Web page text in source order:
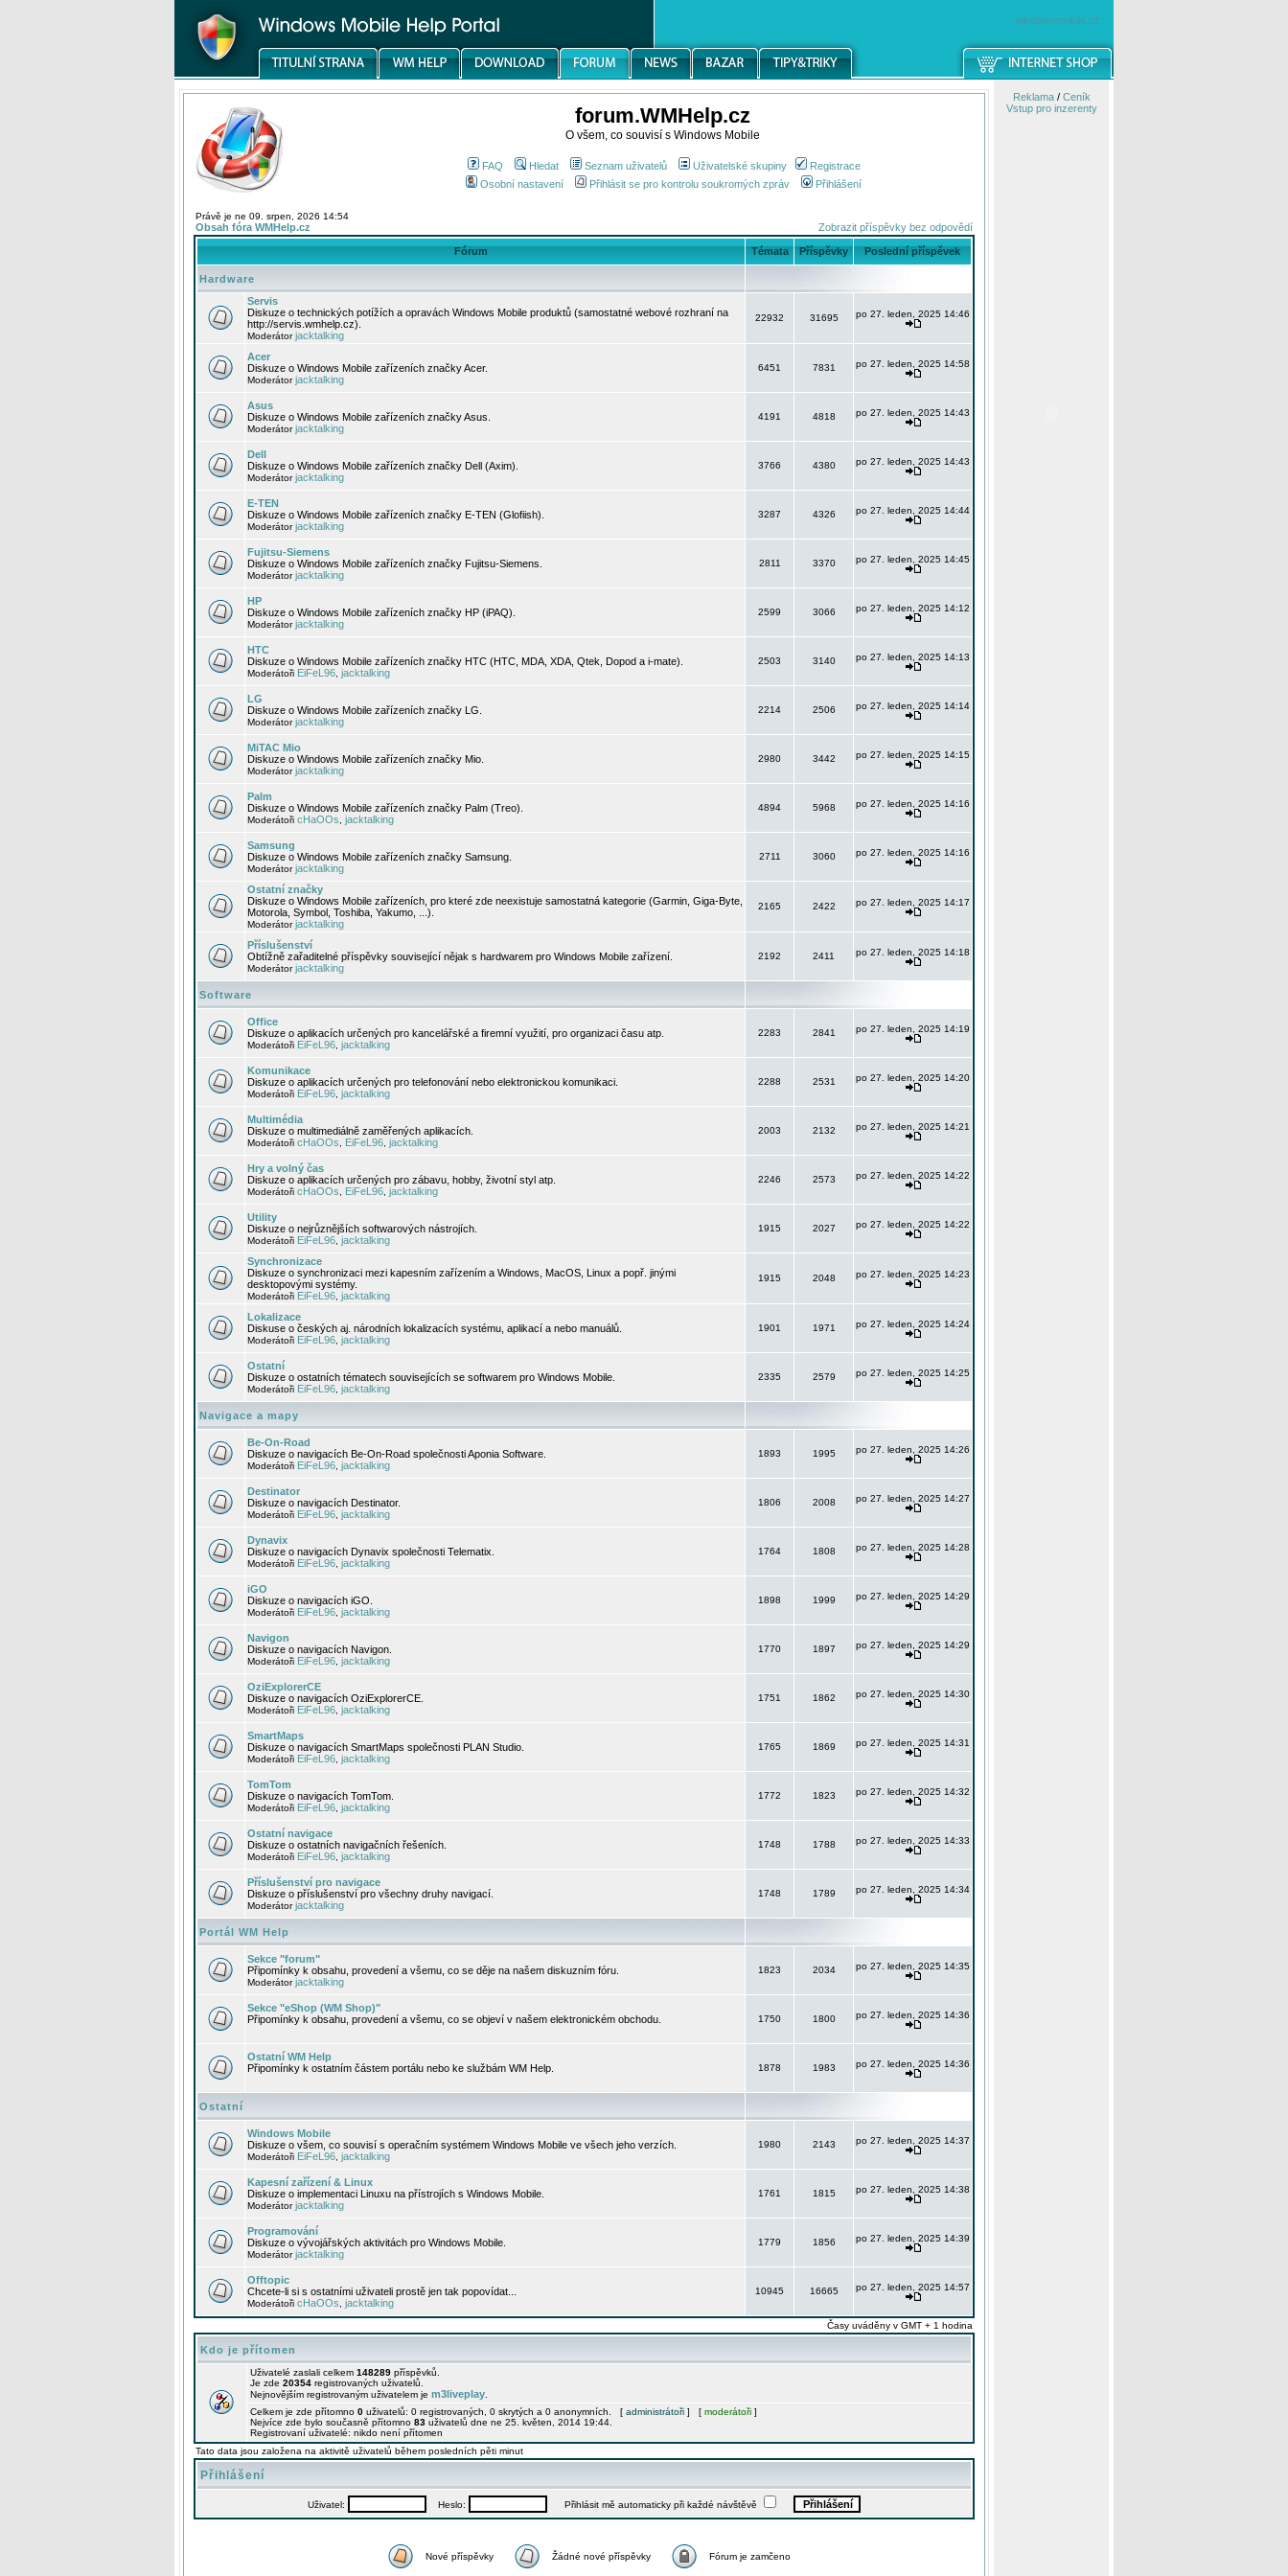
windowsmobile.cz
forum.WMHelp.cz
O všem, co souvisí s Windows Mobile
FAQ Hledat Seznam uživatelů Uživatelské skupiny
Registrace
Osobní nastavení
Přihlásit se pro kontrolu soukromých zpráv Přihlášení
Právě je ne 09. srpen, 2026 14:54
Obsah fóra WMHelp.cz Zobrazit příspěvky bez odpovědí
Fórum Témata Příspěvky Poslední příspěvek
Hardware
Servis
Diskuze o technických potížích a opravách Windows Mobile produktů (samostatné webové rozhraní na
http://servis.wmhelp.cz).
Moderátorjacktalking
22932 31695 po 27. leden, 2025 14:46
Acer
Diskuze o Windows Mobile zařízeních značky Acer.
Moderátorjacktalking
6451 7831 po 27. leden, 2025 14:58
Asus
Diskuze o Windows Mobile zařízeních značky Asus.
Moderátorjacktalking
4191 4818 po 27. leden, 2025 14:43
Dell
Diskuze o Windows Mobile zařízeních značky Dell (Axim).
Moderátorjacktalking
3766 4380 po 27. leden, 2025 14:43
E-TEN
Diskuze o Windows Mobile zařízeních značky E-TEN (Glofiish).
Moderátorjacktalking
3287 4326 po 27. leden, 2025 14:44
Fujitsu-Siemens
Diskuze o Windows Mobile zařízeních značky Fujitsu-Siemens.
Moderátorjacktalking
2811 3370 po 27. leden, 2025 14:45
HP
Diskuze o Windows Mobile zařízeních značky HP (iPAQ).
Moderátorjacktalking
2599 3066 po 27. leden, 2025 14:12
HTC
Diskuze o Windows Mobile zařízeních značky HTC (HTC, MDA, XDA, Qtek, Dopod a i-mate).
Moderátoři EiFeL96 jacktalking
2503 3140 po 27. leden, 2025 14:13
LG
Diskuze o Windows Mobile zařízeních značky LG.
Moderátorjacktalking
2214 2506 po 27. leden, 2025 14:14
MiTAC Mio
Diskuze o Windows Mobile zařízeních značky Mio.
Moderátorjacktalking
2980 3442 po 27. leden, 2025 14:15
Palm
Diskuze o Windows Mobile zařízeních značky Palm (Treo).
Moderátoři cHaOOs jacktalking
4894 5968 po 27. leden, 2025 14:16
Samsung
Diskuze o Windows Mobile zařízeních značky Samsung.
Moderátorjacktalking
2711 3060 po 27. leden, 2025 14:16
Ostatní značky
Diskuze o Windows Mobile zařízeních, pro které zde neexistuje samostatná kategorie (Garmin, Giga-Byte,
Motorola, Symbol, Toshiba, Yakumo, ...).
Moderátorjacktalking
2165 2422 po 27. leden, 2025 14:17
Příslušenství
Obtížně zařaditelné příspěvky související nějak s hardwarem pro Windows Mobile zařízení.
Moderátorjacktalking
2192 2411 po 27. leden, 2025 14:18
Software
Office
Diskuze o aplikacích určených pro kancelářské a firemní využití, pro organizaci času atp.
Moderátoři EiFeL96 jacktalking
2283 2841 po 27. leden, 2025 14:19
Komunikace
Diskuze o aplikacích určených pro telefonování nebo elektronickou komunikaci.
Moderátoři EiFeL96 jacktalking
2288 2531 po 27. leden, 2025 14:20
Multimédia
Diskuze o multimediálně zaměřených aplikacích.
Moderátoři cHaOOs EiFeL96 jacktalking
2003 2132 po 27. leden, 2025 14:21
Hry a volný čas
Diskuze o aplikacích určených pro zábavu, hobby, životní styl atp.
Moderátoři cHaOOs EiFeL96 jacktalking
2246 2573 po 27. leden, 2025 14:22
Utility
Diskuze o nejrůznějších softwarových nástrojích.
Moderátoři EiFeL96 jacktalking
1915 2027 po 27. leden, 2025 14:22
Synchronizace
Diskuze o synchronizaci mezi kapesním zařízením a Windows, MacOS, Linux a popř. jinými
desktopovými systémy.
Moderátoři EiFeL96 jacktalking
1915 2048 po 27. leden, 2025 14:23
Lokalizace
Diskuse o českých aj. národních lokalizacích systému, aplikací a nebo manuálů.
Moderátoři EiFeL96 jacktalking
1901 1971 po 27. leden, 2025 14:24
Ostatní
Diskuze o ostatních tématech souvisejících se softwarem pro Windows Mobile.
Moderátoři EiFeL96 jacktalking
2335 2579 po 27. leden, 2025 14:25
Navigace a mapy
Be-On-Road
Diskuze o navigacích Be-On-Road společnosti Aponia Software.
Moderátoři EiFeL96 jacktalking
1893 1995 po 27. leden, 2025 14:26
Destinator
Diskuze o navigacích Destinator.
Moderátoři EiFeL96 jacktalking
1806 2008 po 27. leden, 2025 14:27
Dynavix
Diskuze o navigacích Dynavix společnosti Telematix.
Moderátoři EiFeL96 jacktalking
1764 1808 po 27. leden, 2025 14:28
iGO
Diskuze o navigacích iGO.
Moderátoři EiFeL96 jacktalking
1898 1999 po 27. leden, 2025 14:29
Navigon
Diskuze o navigacích Navigon.
Moderátoři EiFeL96 jacktalking
1770 1897 po 27. leden, 2025 14:29
OziExplorerCE
Diskuze o navigacích OziExplorerCE.
Moderátoři EiFeL96 jacktalking
1751 1862 po 27. leden, 2025 14:30
SmartMaps
Diskuze o navigacích SmartMaps společnosti PLAN Studio.
Moderátoři EiFeL96 jacktalking
1765 1869 po 27. leden, 2025 14:31
TomTom
Diskuze o navigacích TomTom.
Moderátoři EiFeL96 jacktalking
1772 1823 po 27. leden, 2025 14:32
Ostatní navigace
Diskuze o ostatních navigačních řešeních.
Moderátoři EiFeL96 jacktalking
1748 1788 po 27. leden, 2025 14:33
Příslušenství pro navigace
Diskuze o příslušenství pro všechny druhy navigací.
Moderátorjacktalking
1748 1789 po 27. leden, 2025 14:34
Portál WM Help
Sekce "forum"
Připomínky k obsahu, provedení a všemu, co se děje na našem diskuzním fóru.
Moderátorjacktalking
1823 2034 po 27. leden, 2025 14:35
Sekce "eShop (WM Shop)"
Připomínky k obsahu, provedení a všemu, co se objeví v našem elektronickém obchodu.
1750 1800 po 27. leden, 2025 14:36
Ostatní WM Help
Připomínky k ostatním částem portálu nebo ke službám WM Help.
1878 1983 po 27. leden, 2025 14:36
Ostatní
Windows Mobile
Diskuze o všem, co souvisí s operačním systémem Windows Mobile ve všech jeho verzích.
Moderátoři EiFeL96 jacktalking
1980 2143 po 27. leden, 2025 14:37
Kapesní zařízení & Linux
Diskuze o implementaci Linuxu na přístrojích s Windows Mobile.
Moderátorjacktalking
1761 1815 po 27. leden, 2025 14:38
Programování
Diskuze o vývojářských aktivitách pro Windows Mobile.
Moderátorjacktalking
1779 1856 po 27. leden, 2025 14:39
Offtopic
Chcete-li si s ostatními uživateli prostě jen tak popovídat...
Moderátoři cHaOOs jacktalking
10945 16665 po 27. leden, 2025 14:57
Časy uváděny v GMT + 1 hodina
Kdo je přítomen
Uživatelé zaslali celkem 148289 příspěvků.
Je zde 20354 registrovaných uživatelů.
Nejnovějším registrovaným uživatelem je m3liveplay
Celkem je zde přítomno 0 uživatelů: 0 registrovaných, 0 skrytých a 0 anonymních. [ administrátoři ] [ moderátoři ]
Nejvíce zde bylo současně přítomno 83 uživatelů dne ne 25. květen, 2014 19:44.
Registrovaní uživatelé: nikdo není přítomen
Tato data jsou založena na aktivitě uživatelů během posledních pěti minut
Přihlášení
Uživatel: Heslo: Přihlásit mě automaticky při každé návštěvě
Nové příspěvky Žádné nové příspěvky Fórum je zamčeno
Reklama/ Ceník
Vstup pro inzerenty